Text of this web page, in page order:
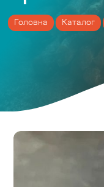
Головна Каталог